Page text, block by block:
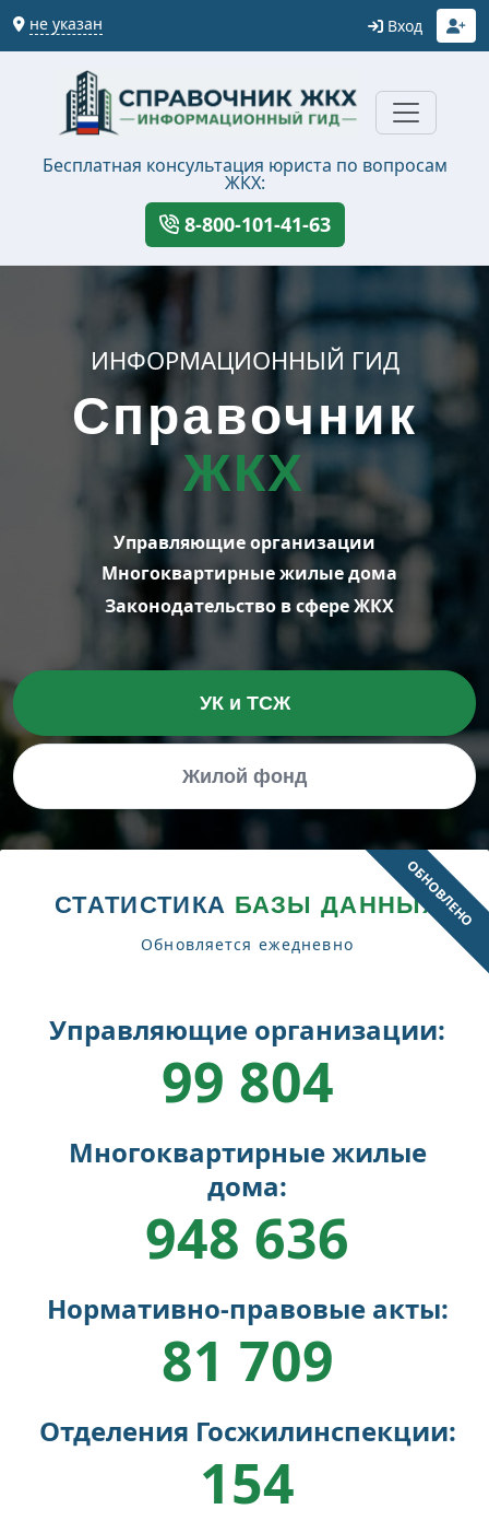
не указан Вход
Бесплатная консультация юриста по вопросам
ЖКХ:
8-800-101-41-63
ИНФОРМАЦИОННЫЙ ГИД
Справочник
ЖКХ
Управляющие организации
Многоквартирные жилые дома
Законодательство в сфере ЖКХ
УК и ТСЖ
Жилой фонд
ОБНОВЛЕНО
СТАТИСТИКА БАЗЫ ДАННЫХ
Обновляется ежедневно
Управляющие организации:
99 804
Многоквартирные жилые
дома:
948 636
Нормативно-правовые акты:
81 709
Отделения Госжилинспекции:
154